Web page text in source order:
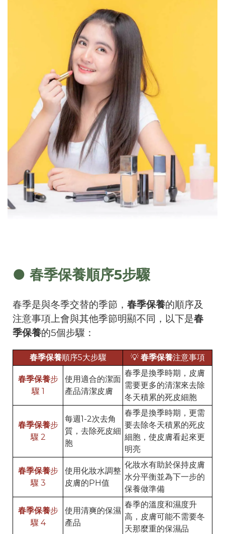
● 春季保養順序5步驟
春季是與冬季交替的季節， 春季保養的順序及
注意事項上會與其他季節明顯不同，以下是春
季保養的5個步驟：
春季保養順序5大步驟 💡 春季保養注意事項
春季保養步
驟 1
使用適合的潔面
產品清潔皮膚
春季是換季時期，皮膚
需要更多的清潔來去除
冬天積累的死皮細胞
春季保養步
驟 2
每週1-2次去角
質，去除死皮細
胞
春季是換季時期，更需
要去除冬天積累的死皮
細胞，使皮膚看起來更
明亮
春季保養步
驟 3
使用化妝水調整
皮膚的PH值
化妝水有助於保持皮膚
水分平衡並為下一步的
保養做準備
春季保養步
驟 4
使用清爽的保濕
產品
春季的溫度和濕度升
高，皮膚可能不需要冬
天那麼重的保濕品